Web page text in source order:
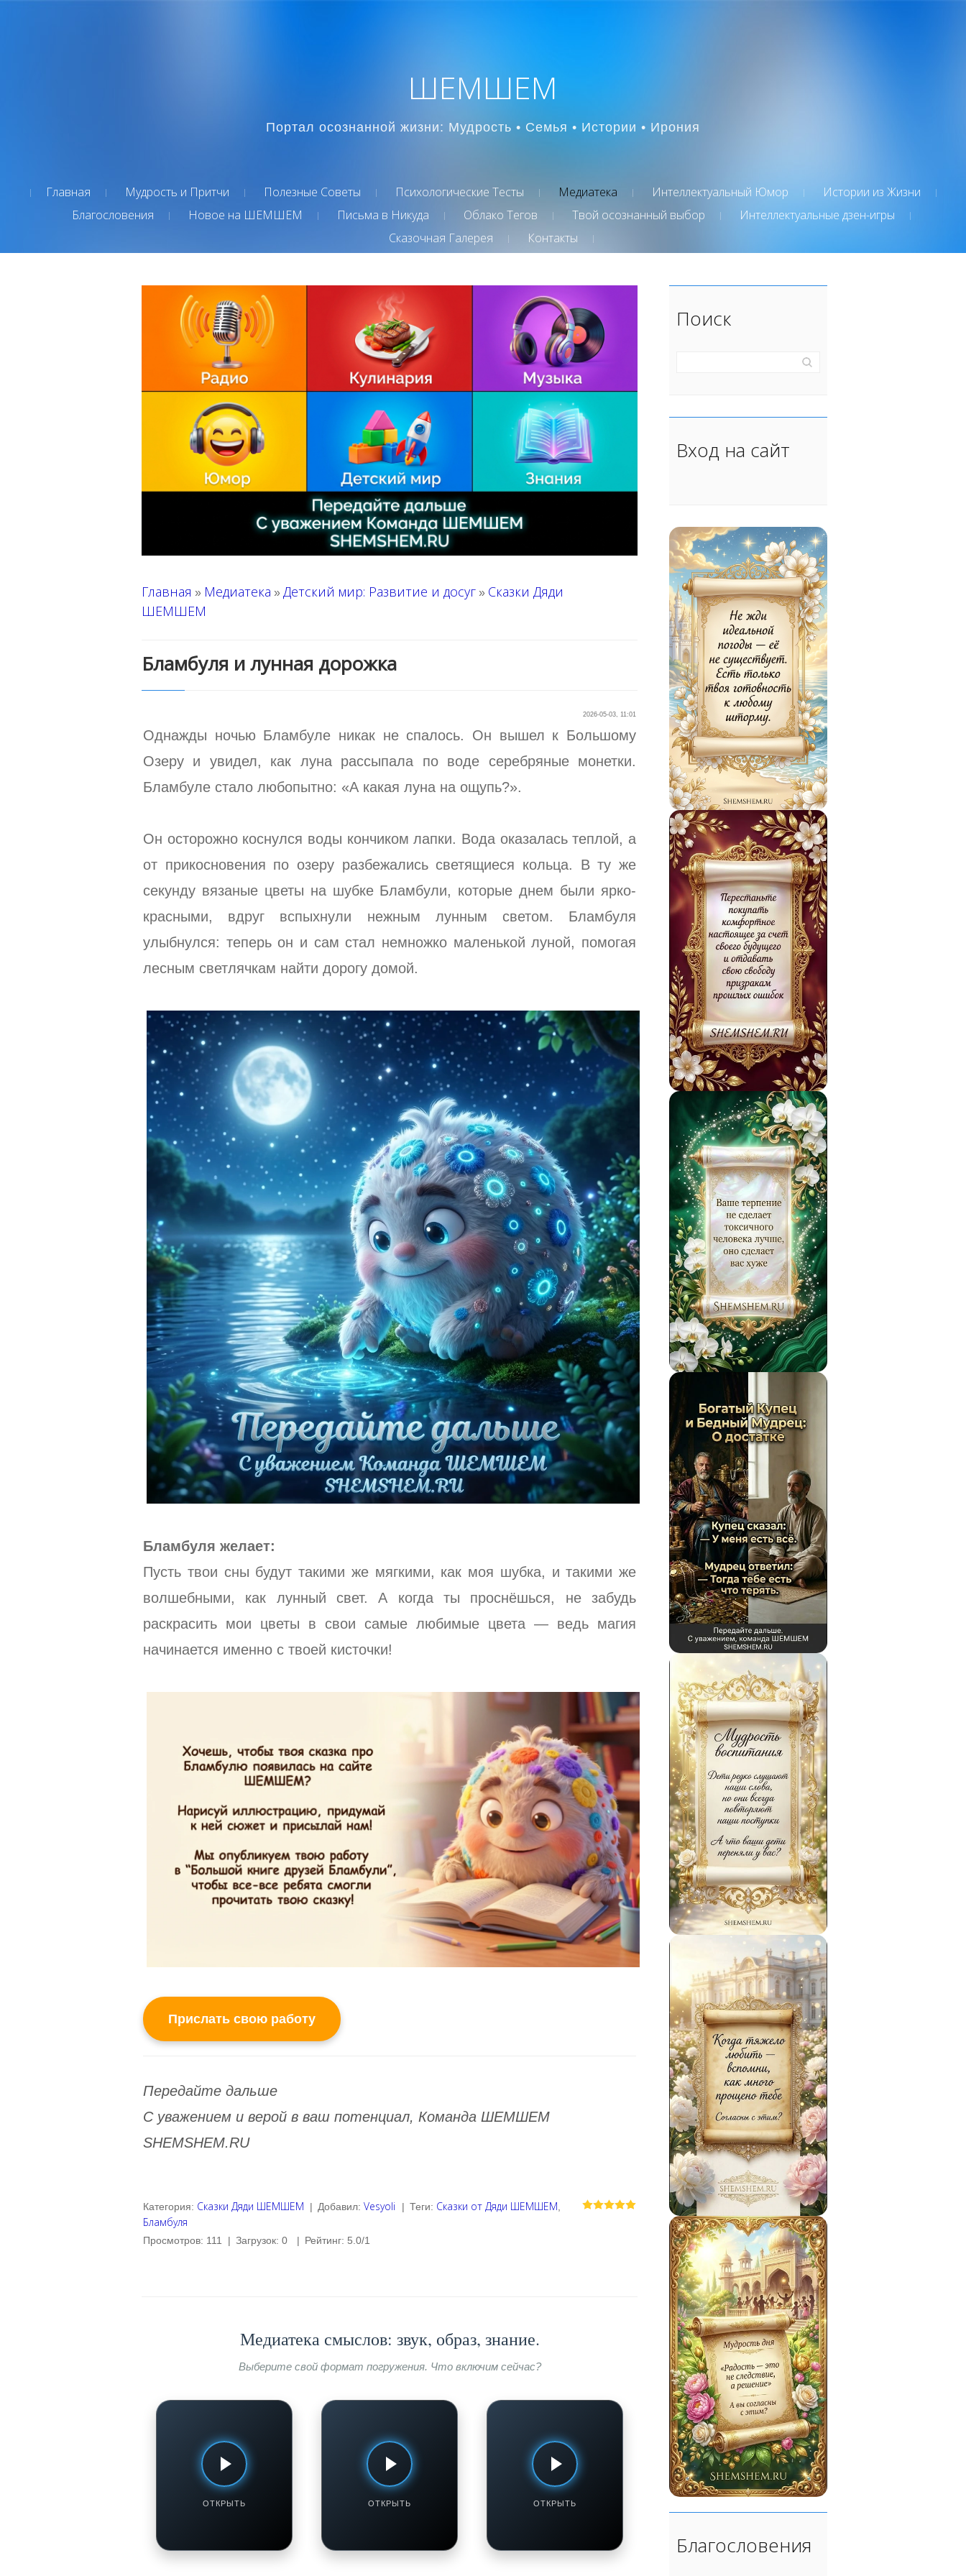
ШЕМШЕМ
Портал осознанной жизни: Мудрость • Семья • Истории • Ирония
Главная Мудрость и Притчи Полезные Советы Психологические Тесты Медиатека Интеллектуальный Юмор
Истории из Жизни
Благословения
Новое на ШЕМШЕМ Письма в Никуда Облако Тегов Твой осознанный выбор
Интеллектуальные дзен-игры
Сказочная Галерея
Контакты
Главная » Медиатека » Детский мир: Развитие и досуг » Сказки Дяди
ШЕМШЕМ
Бламбуля и лунная дорожка
2026-05-03, 11:01
Однажды ночью Бламбуле никак не спалось. Он вышел к Большому
Озеру и увидел, как луна рассыпала по воде серебряные монетки.
Бламбуле стало любопытно: «А какая луна на ощупь?».
Он осторожно коснулся воды кончиком лапки. Вода оказалась теплой, а
от прикосновения по озеру разбежались светящиеся кольца. В ту же
секунду вязаные цветы на шубке Бламбули, которые днем были ярко-
красными, вдруг вспыхнули нежным лунным светом. Бламбуля
улыбнулся: теперь он и сам стал немножко маленькой луной, помогая
лесным светлячкам найти дорогу домой.
Бламбуля желает:
Пусть твои сны будут такими же мягкими, как моя шубка, и такими же
волшебными, как лунный свет. А когда ты проснёшься, не забудь
раскрасить мои цветы в свои самые любимые цвета — ведь магия
начинается именно с твоей кисточки!
Прислать свою работу
Передайте дальше
С уважением и верой в ваш потенциал, Команда ШЕМШЕМ
SHEMSHEM.RU
Категория: Сказки Дяди ШЕМШЕМ | Добавил: Vesyoli | Теги: Сказки от Дяди ШЕМШЕМ
Бламбуля
Просмотров: 111 | Загрузок: 0 | Рейтинг: 5.0/1
Медиатека смыслов: звук, образ, знание.
Выберите свой формат погружения. Что включим сейчас?
ОТКРЫТЬ
АРМЯНСКИЕ РАДИОСТАНЦИИ
ОНЛАЙН
Радио Аврора
ОТКРЫТЬ
ФИЛОСОФИЯ ВКУСА С ГАЯНЕ
БРЕИОВОЙ
Бохча. Салат из
красной фасоли с
курицей
ОТКРЫТЬ
ТЕХНИКИ И РЕЦЕПТЫ
Как приготовить
сливочную пасту с
грибами. Cливочный
соус
Поиск
Вход на сайт
Благословения